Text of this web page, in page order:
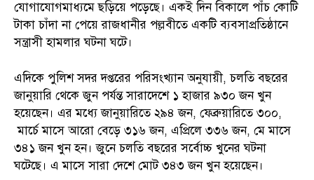
যোগাযোগমাধ্যমে ছড়িয়ে পড়েছে। একই দিন বিকালে পাঁচ কোটি
টাকা চাঁদা না পেয়ে রাজধানীর পল্লবীতে একটি ব্যবসাপ্রতিষ্ঠানে
সন্ত্রাসী হামলার ঘটনা ঘটে।
এদিকে পুলিশ সদর দপ্তরের পরিসংখ্যান অনুযায়ী, চলতি বছরের
জানুয়ারি থেকে জুন পর্যন্ত সারাদেশে ১ হাজার ৯৩০ জন খুন
হয়েছেন। এর মধ্যে জানুয়ারিতে ২৯৪ জন, ফেব্রুয়ারিতে ৩০০,
মার্চে মাসে আরো বেড়ে ৩১৬ জন, এপ্রিলে ৩৩৬ জন, মে মাসে
৩৪১ জন খুন হন। জুনে চলতি বছরের সর্বোচ্চ খুনের ঘটনা
ঘটেছে। এ মাসে সারা দেশে মোট ৩৪৩ জন খুন হয়েছেন।